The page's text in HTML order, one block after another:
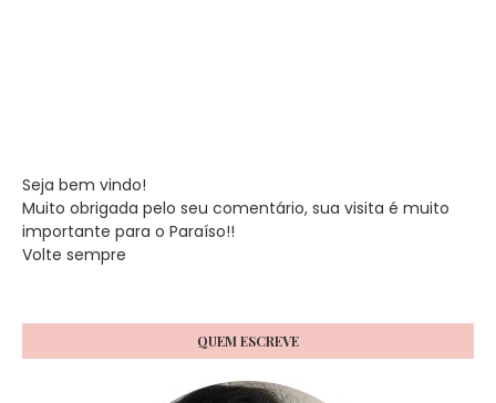
Seja bem vindo!
Muito obrigada pelo seu comentário, sua visita é muito
importante para o Paraíso!!
Volte sempre
QUEM ESCREVE